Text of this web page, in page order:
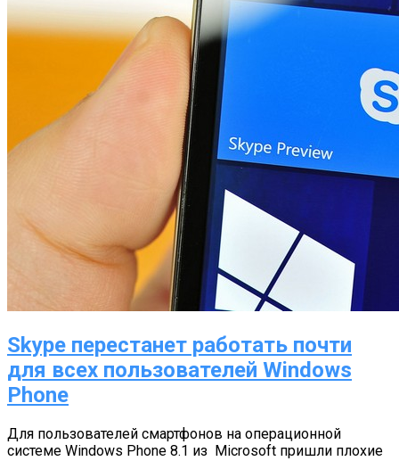
Skype перестанет работать почти
для всех пользователей Windows
Phone
Для пользователей смартфонов на операционной
системе Windows Phone 8.1 из Microsoft пришли плохие